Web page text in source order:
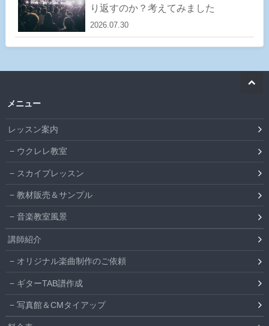
り返すのか？考えてみました
2026.07.30
メニュー
レッスン案内
ウクレレ教室
スカイプレッスン
教材販売＆サンプル
音楽教室風景
講師紹介
オリジナル楽曲制作のご依頼
ギターTAB譜作成
写真館＆CMタイアップ